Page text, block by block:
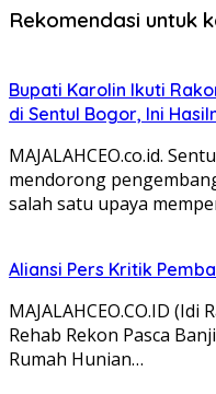
Rekomendasi untuk
Bupati Karolin Ikuti
di Sentul Bogor, Ini
MAJALAHCEO.co.id.
mendorong
salah satu upaya
Aliansi Pers Kritik
MAJALAHCEO.CO.ID (Idi
Rehab Rekon Pasca
Rumah Hunian…